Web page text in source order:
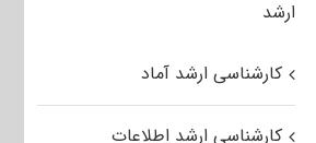
ارشد
کارشناسی ارشد آماد
کارشناسی ارشد اطلاعات